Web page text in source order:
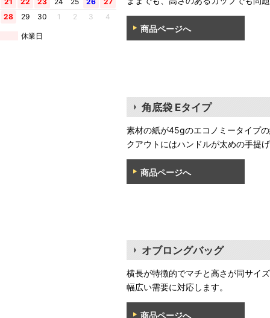
商品ページへ
角底袋 Eタイプ
素材の紙が45gのエコノミータイプ
クアウトにはハンドルが太めの手提
商品ページへ
オブロングバッグ
横長が特徴的でマチと高さが同サイ
幅広い需要に対応します。
商品ページへ
28
29 30 1 2 3 4
休業日